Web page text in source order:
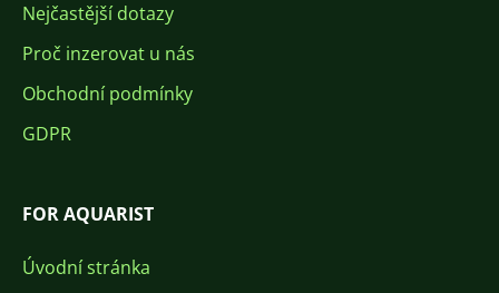
Nejčastější dotazy
Proč inzerovat u nás
Obchodní podmínky
GDPR
FOR AQUARIST
Úvodní stránka